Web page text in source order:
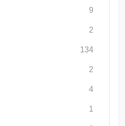
9
2
134
2
4
1